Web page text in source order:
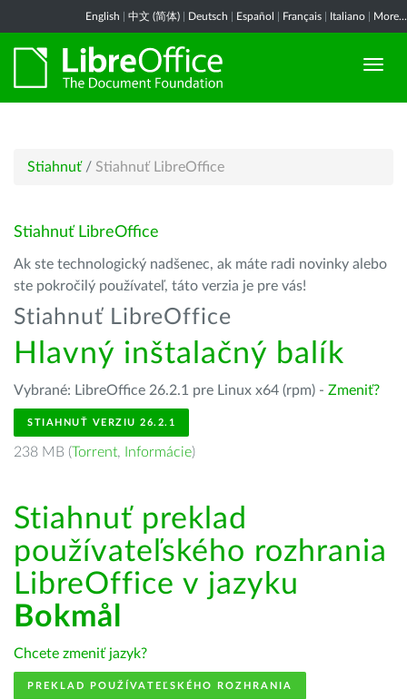
English 中文 (简体) Deutsch Español Français Italiano More...
Stiahnuť / Stiahnuť LibreOffice
Stiahnuť LibreOffice
Ak ste technologický nadšenec, ak máte radi novinky alebo
ste pokročilý používateľ, táto verzia je pre vás!
Stiahnuť LibreOffice
Hlavný inštalačný balík
Vybrané: LibreOffice 26.2.1 pre Linux x64 (rpm) - Zmeniť?
STIAHNUŤ VERZIU 26.2.1
238 MB (Torrent, Informácie)
Stiahnuť preklad
používateľského rozhrania
LibreOffice v jazyku
Bokmål
Chcete zmeniť jazyk?
PREKLAD POUŽÍVATEĽSKÉHO ROZHRANIA